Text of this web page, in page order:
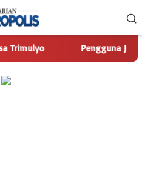
Pengguna Jalan Iskandar